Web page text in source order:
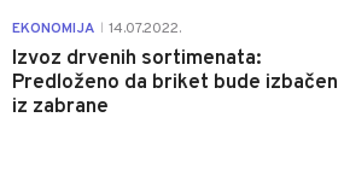
EKONOMIJA 14.07.2022.
Izvoz drvenih sortimenata:
Predloženo da briket bude izbačen
iz zabrane